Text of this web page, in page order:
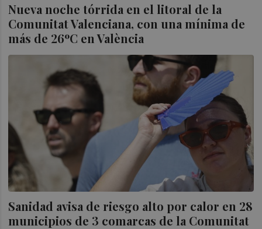
Nueva noche tórrida en el litoral de la
Comunitat Valenciana, con una mínima de
más de 26ºC en València
Sanidad avisa de riesgo alto por calor en 28
municipios de 3 comarcas de la Comunitat